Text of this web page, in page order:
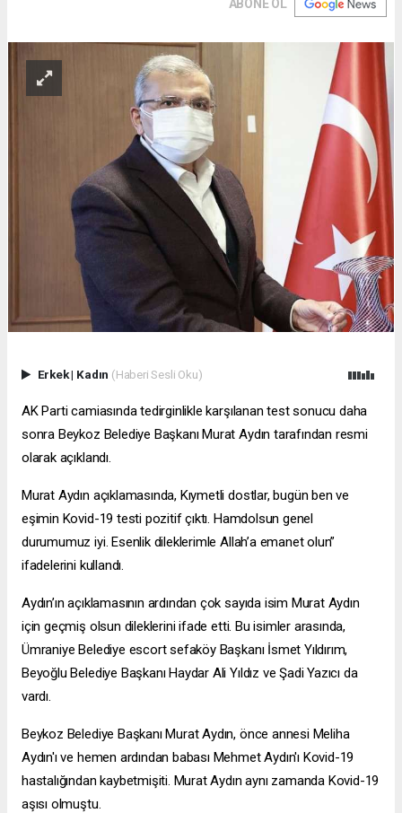
ABONE OL
Erkek| Kadın (Haberi Sesli Oku)
AK Parti camiasında tedirginlikle karşılanan test sonucu daha
sonra Beykoz Belediye Başkanı Murat Aydın tarafından resmi
olarak açıklandı.
Murat Aydın açıklamasında, Kıymetli dostlar, bugün ben ve
eşimin Kovid-19 testi pozitif çıktı. Hamdolsun genel
durumumuz iyi. Esenlik dileklerimle Allah’a emanet olun”
ifadelerini kullandı.
Aydın’ın açıklamasının ardından çok sayıda isim Murat Aydın
için geçmiş olsun dileklerini ifade etti. Bu isimler arasında,
Ümraniye Belediye escort sefaköyBaşkanı İsmet Yıldırım,
Beyoğlu Belediye Başkanı Haydar Ali Yıldız ve Şadi Yazıcı da
vardı.
Beykoz Belediye Başkanı Murat Aydın, önce annesi Meliha
Aydın'ı ve hemen ardından babası Mehmet Aydın'ı Kovid-19
hastalığından kaybetmişiti. Murat Aydın aynı zamanda Kovid-19
aşısı olmuştu.